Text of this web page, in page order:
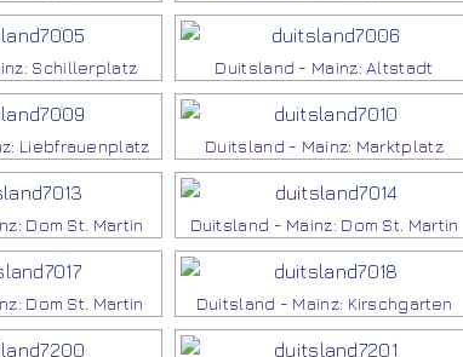
Schillerplatz Duitsland - Mainz: Altstadt
Liebfrauenplatz Duitsland - Mainz: Marktplatz
Dom St. Martin Duitsland - Mainz: Dom St. Martin
Dom St. Martin Duitsland - Mainz: Kirschgarten